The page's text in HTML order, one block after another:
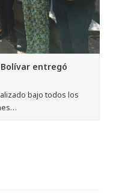
entregó
bajo todos los